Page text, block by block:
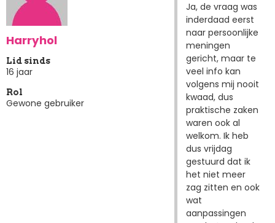
Harryhol
Lid sinds
16 jaar
Rol
Gewone gebruiker
Ja, de vraag was
inderdaad eerst
naar persoonlijke
meningen
gericht, maar te
veel info kan
volgens mij nooit
kwaad, dus
praktische zaken
waren ook al
welkom. Ik heb
dus vrijdag
gestuurd dat ik
het niet meer
zag zitten en ook
wat
aanpassingen